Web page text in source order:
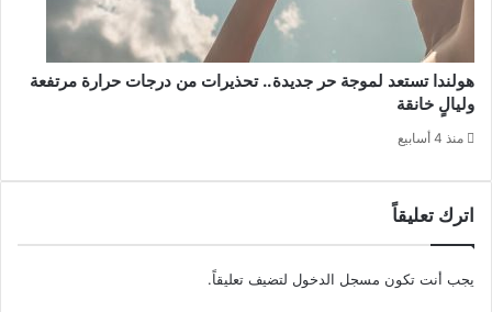
هولندا تستعد لموجة حر جديدة.. تحذيرات من درجات حرارة مرتفعة
وليالٍ خانقة
منذ 4 أسابيع
اترك تعليقاً
يجب أنت تكون مسجل الدخول لتضيف تعليقاً.